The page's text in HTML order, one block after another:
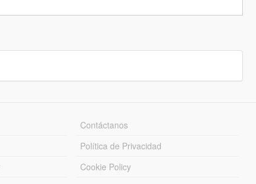
Contáctanos
Política de Privacidad
Cookie Policy